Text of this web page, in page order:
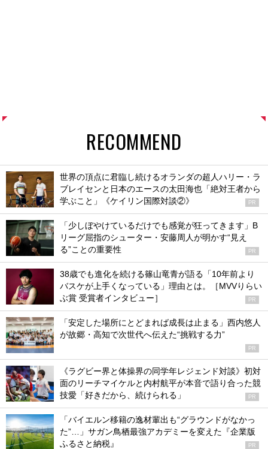
RECOMMEND
世界の頂点に君臨し続けるオランダの超人ハリー・ラ
ブレイセンと日本のエースの太田海也「絶対王者から
学ぶこと」《ケイリン国際対談②》
PR
「少しぼやけているだけでも感覚が狂ってきます」B
リーグ屈指のシューター・安藤周人が明かす“見え
る”ことの重要性
PR
38歳でも進化を続ける篠山竜青が語る「10年前より
バスケが上手くなっている」理由とは。［MVVりらい
ぶ賞 受賞者インタビュー］
PR
「安定した場所にとどまれば成長は止まる」西内悠人
が故郷・高知で次世代へ伝えた“挑戦する力”
PR
《ラグビー界と体操界の同学年レジェンド対談》初対
面のリーチマイケルと内村航平が本音で語り合った競
技愛「好きだから、続けられる」
PR
「バイエルン移籍の逸材輩出も“グラウンドがなかっ
た”…」サガン鳥栖最強アカデミーを変えた『企業版
ふるさと納税』
PR